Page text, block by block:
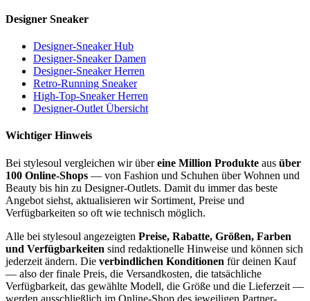
Designer Sneaker
Designer-Sneaker Hub
Designer-Sneaker Damen
Designer-Sneaker Herren
Retro-Running Sneaker
High-Top-Sneaker Herren
Designer-Outlet Übersicht
Wichtiger Hinweis
Bei stylesoul vergleichen wir übereine Million Produkte aus über
100 Online-Shops — von Fashion und Schuhen über Wohnen und
Beauty bis hin zu Designer-Outlets. Damit du immer das beste
Angebot siehst, aktualisieren wir Sortiment, Preise und
Verfügbarkeiten so oft wie technisch möglich.
Alle bei stylesoul angezeigten Preise, Rabatte, Größen, Farben
und Verfügbarkeiten sind redaktionelle Hinweise und können sich
jederzeit ändern. Die verbindlichen Konditionen für deinen Kauf
— also der finale Preis, die Versandkosten, die tatsächliche
Verfügbarkeit, das gewählte Modell, die Größe und die Lieferzeit —
werden ausschließlich im Online-Shop des jeweiligen Partner-